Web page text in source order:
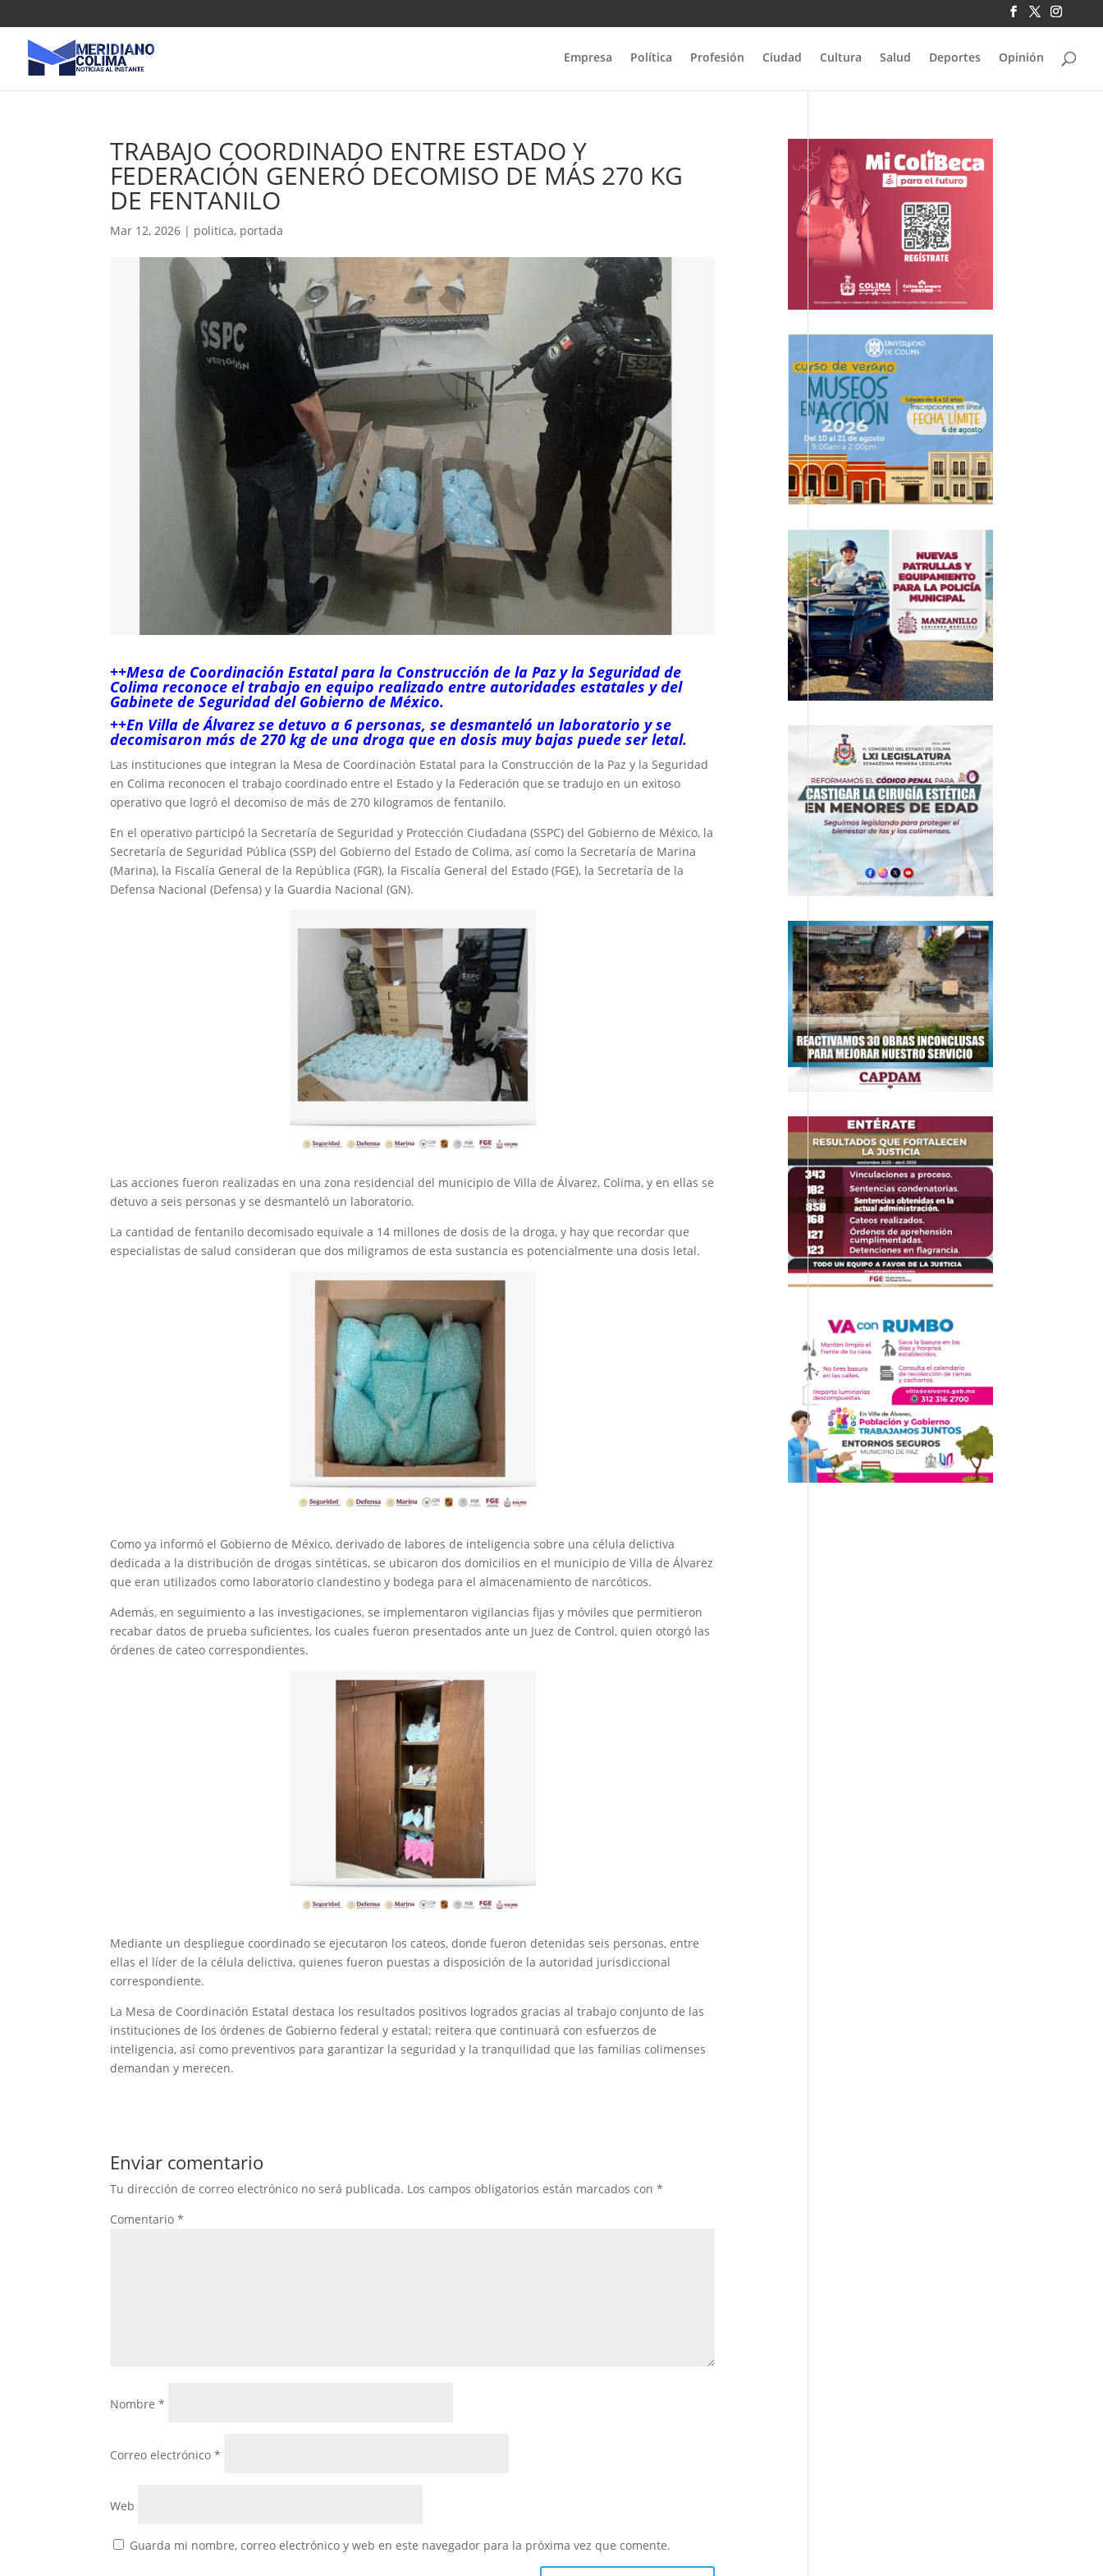
Empresa Política Profesión Ciudad Cultura Salud Deportes Opinión
TRABAJO COORDINADO ENTRE ESTADO Y
FEDERACIÓN GENERÓ DECOMISO DE MÁS 270 KG
DE FENTANILO
Mar 12, 2026 | politica, portada
++Mesa de Coordinación Estatal para la Construcción de la Paz y la Seguridad de
Colima reconoce el trabajo en equipo realizado entre autoridades estatales y del
Gabinete de Seguridad del Gobierno de México.
++En Villa de Álvarez se detuvo a 6 personas, se desmanteló un laboratorio y se
decomisaron más de 270 kg de una droga que en dosis muy bajas puede ser letal.
Las instituciones que integran la Mesa de Coordinación Estatal para la Construcción de la Paz y la Seguridad
en Colima reconocen el trabajo coordinado entre el Estado y la Federación que se tradujo en un exitoso
operativo que logró el decomiso de más de 270 kilogramos de fentanilo.
En el operativo participó la Secretaría de Seguridad y Protección Ciudadana (SSPC) del Gobierno de México, la
Secretaría de Seguridad Pública (SSP) del Gobierno del Estado de Colima, así como la Secretaría de Marina
(Marina), la Fiscalía General de la República (FGR), la Fiscalía General del Estado (FGE), la Secretaría de la
Defensa Nacional (Defensa) y la Guardia Nacional (GN).
Las acciones fueron realizadas en una zona residencial del municipio de Villa de Álvarez, Colima, y en ellas se
detuvo a seis personas y se desmanteló un laboratorio.
La cantidad de fentanilo decomisado equivale a 14 millones de dosis de la droga, y hay que recordar que
especialistas de salud consideran que dos miligramos de esta sustancia es potencialmente una dosis letal.
Como ya informó el Gobierno de México, derivado de labores de inteligencia sobre una célula delictiva
dedicada a la distribución de drogas sintéticas, se ubicaron dos domicilios en el municipio de Villa de Álvarez
que eran utilizados como laboratorio clandestino y bodega para el almacenamiento de narcóticos.
Además, en seguimiento a las investigaciones, se implementaron vigilancias fijas y móviles que permitieron
recabar datos de prueba suficientes, los cuales fueron presentados ante un Juez de Control, quien otorgó las
órdenes de cateo correspondientes.
Mediante un despliegue coordinado se ejecutaron los cateos, donde fueron detenidas seis personas, entre
ellas el líder de la célula delictiva, quienes fueron puestas a disposición de la autoridad jurisdiccional
correspondiente.
La Mesa de Coordinación Estatal destaca los resultados positivos logrados gracias al trabajo conjunto de las
instituciones de los órdenes de Gobierno federal y estatal; reitera que continuará con esfuerzos de
inteligencia, así como preventivos para garantizar la seguridad y la tranquilidad que las familias colimenses
demandan y merecen.
Enviar comentario
Tu dirección de correo electrónico no será publicada. Los campos obligatorios están marcados con*
Comentario*
Nombre*
Correo electrónico*
Web
Guarda mi nombre, correo electrónico y web en este navegador para la próxima vez que comente.